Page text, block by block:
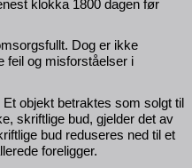
klokka 1800 dagen før
Dog er ikke
feil og misforståelser i
objekt betraktes som solgt til
skriftlige bud, gjelder det av
bud reduseres ned til et
foreligger.